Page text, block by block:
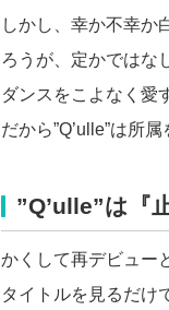
しかし、幸か不幸か
ろうが、定かではな
ダンスをこよなく愛
だから”Q’ulle”は所
”Q’ulle”は『
かくして再デビュー
タイトルを見るだけ